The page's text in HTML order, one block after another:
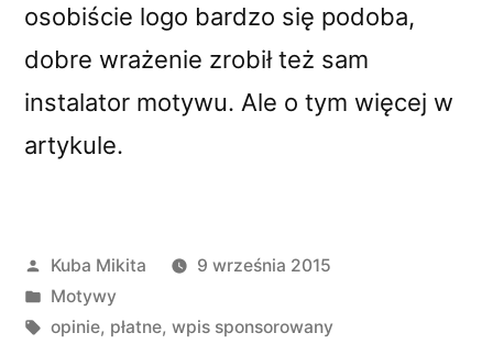
osobiście logo bardzo się podoba,
dobre wrażenie zrobił też sam
instalator motywu. Ale o tym więcej w
artykule.
Opublikowane
przez
Kuba Mikita
9 września 2015
Opublikowano
w
Motywy
Tagi:
opinie, płatne, wpis sponsorowany